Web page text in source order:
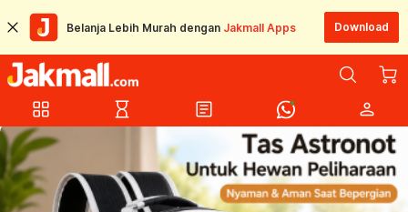
Belanja Lebih Murah dengan Jakmall Apps Download
grid_view hourglass_empty article person